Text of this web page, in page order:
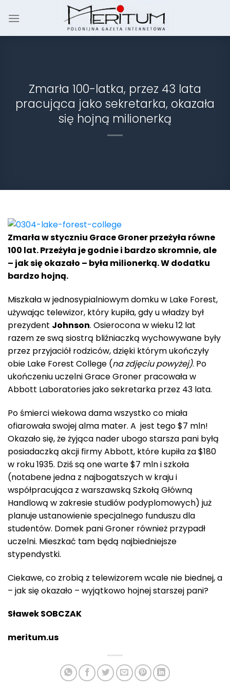
Zmarła 100-latka, przez 43 lata
pracująca jako sekretarka, okazała
się hojną milionerką
Zmarła w styczniu Grace Groner przeżyła równe
100 lat. Przeżyła je godnie i bardzo skromnie, ale
– jak się okazało – była milionerką. W dodatku
bardzo hojną.
Miszkała w jednosypialniowym domku w Lake Forest,
używając telewizor, który kupiła, gdy u władzy był
prezydent Johnson. Osierocona w wieku 12 lat
razem ze swą siostrą bliźniaczką wychowywane były
przez przyjaciół rodziców, dzięki którym ukończyły
obie Lake Forest College (na zdjęciu powyżej). Po
ukończeniu uczelni Grace Groner pracowała w
Abbott Laboratories jako sekretarka przez 43 lata.
Po śmierci wiekowa dama wszystko co miała
ofiarowała swojej alma mater. A jest tego $7 mln!
Okazało się, że żyjąca nader ubogo starsza pani byłą
posiadaczką akcji firmy Abbott, które kupiła za $180
w roku 1935. Dziś są one warte $7 mln i szkoła
(notabene jedna z najbogatszych w kraju i
współpracująca z warszawską Szkołą Główną
Handlową w zakresie studiów podyplomowych) już
planuje ustanowienie specjalnego funduszu dla
studentów. Domek pani Groner również przypadł
uczelni. Mieszkać tam będą najbiedniejsze
stypendystki.
Ciekawe, co zrobią z telewizorem wcale nie biednej, a
– jak się okazało – wyjątkowo hojnej starszej pani?
Sławek SOBCZAK
meritum.us